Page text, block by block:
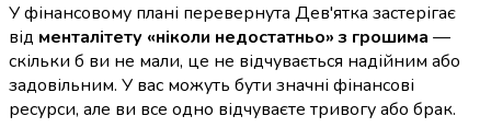
У фінансовому плані перевернута Дев'ятка застерігає
від менталітету «ніколи недостатньо» з грошима —
скільки б ви не мали, це не відчувається надійним або
задовільним. У вас можуть бути значні фінансові
ресурси, але ви все одно відчуваєте тривогу або брак.